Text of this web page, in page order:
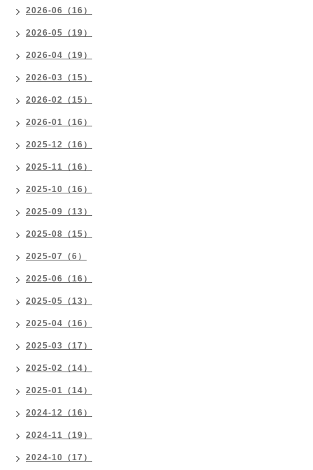
2026-06（16）
2026-05（19）
2026-04（19）
2026-03（15）
2026-02（15）
2026-01（16）
2025-12（16）
2025-11（16）
2025-10（16）
2025-09（13）
2025-08（15）
2025-07（6）
2025-06（16）
2025-05（13）
2025-04（16）
2025-03（17）
2025-02（14）
2025-01（14）
2024-12（16）
2024-11（19）
2024-10（17）